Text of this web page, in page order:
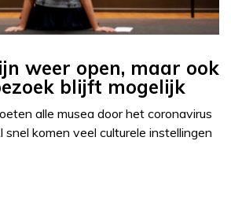
weer open, maar ook
blijft mogelijk
alle musea door het coronavirus
snel komen veel culturele instellingen